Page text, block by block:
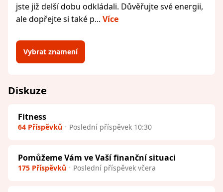
jste již delší dobu odkládali. Důvěřujte své energii,
ale dopřejte si také p... Více
Vybrat znamení
Diskuze
Fitness
64 Příspěvků Poslední příspěvek 10:30
Pomůžeme Vám ve Vaší finanční situaci
175 Příspěvků Poslední příspěvek včera